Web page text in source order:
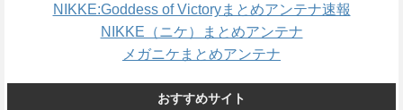
NIKKE:Goddess of Victoryまとめアンテナ速報
NIKKE（ニケ）まとめアンテナ
メガニケまとめアンテナ
おすすめサイト